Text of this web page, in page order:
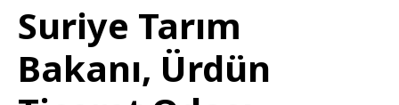
Suriye Tarım
Bakanı, Ürdün